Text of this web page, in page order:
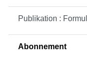
Publikation :
Abonnement